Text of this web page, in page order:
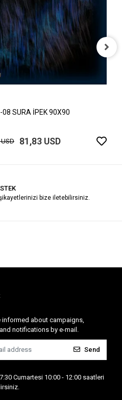
SURA İPEK 90X90
81,83 USD
bize iletebilirsiniz.
about campaigns,
notifications by e-mail.
Send
Cumartesi 10:00 - 12:00 saatleri